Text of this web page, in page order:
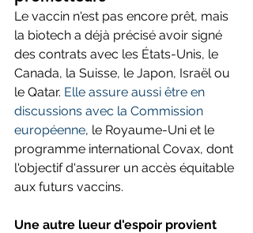
Le vaccin n'est pas encore prêt, mais
la biotech a déjà précisé avoir signé
des contrats avec les États-Unis, le
Canada, la Suisse, le Japon, Israël ou
le Qatar. Elle assure aussi être en
discussions avec la Commission
européenne, le Royaume-Uni et le
programme international Covax, dont
l'objectif d'assurer un accès équitable
aux futurs vaccins.
Une autre lueur d'espoir provient